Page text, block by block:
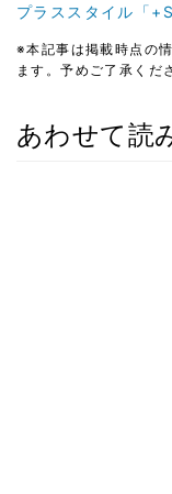
プラススタイル「
※本記事は掲載時点の
ます。予めご了承くだ
あわせて読